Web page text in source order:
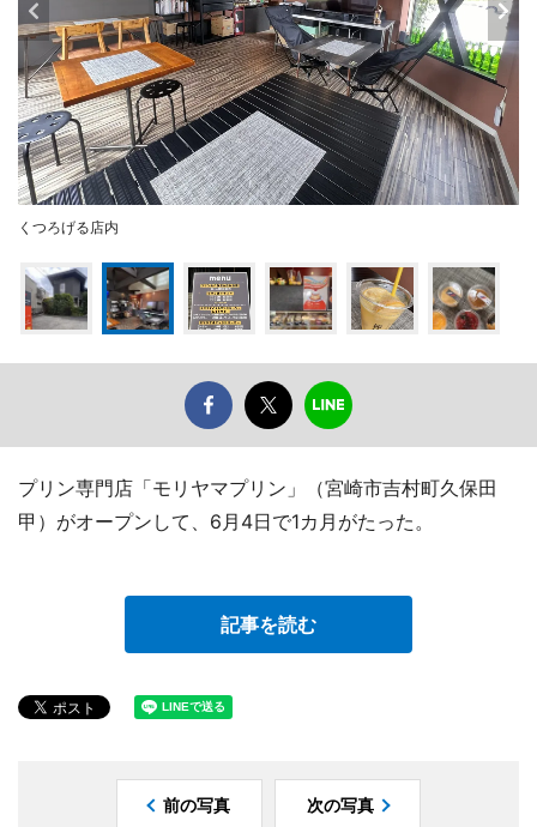
くつろげる店内
プリン専門店「モリヤマプリン」（宮崎市吉村町久保田
甲）がオープンして、6月4日で1カ月がたった。
記事を読む
前の写真 次の写真